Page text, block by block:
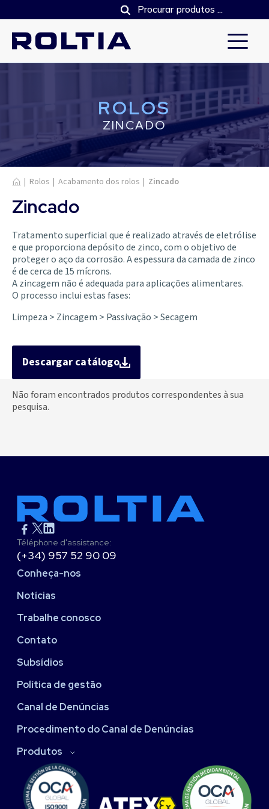
ROLOS
ZINCADO
Início
| Rolos | Acabamento dos rolos | Zincado
Zincado
Tratamento superficial que é realizado através de eletrólise
e que proporciona depósito de zinco, com o objetivo de
proteger o aço da corrosão. A espessura da camada de zinco
é de cerca de 15 mícrons.
A zincagem não é adequada para aplicações alimentares.
O processo inclui estas fases:
Limpeza > Zincagem > Passivação > Secagem
Descargar catálogo
Não foram encontrados produtos correspondentes à sua
pesquisa.
Téléphone d'assistance:
(+34) 957 52 90 09
Conheça-nos
Notícias
Trabalhe conosco
Contato
Subsídios
Política de gestão
Canal de Denúncias
Procedimento do Canal de Denúncias
Produtos